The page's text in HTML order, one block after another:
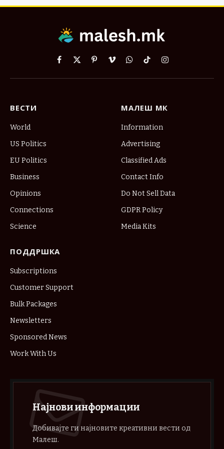
Facebook
X
PinterestVimeoWhatsApp
TikTokInstagram
ВЕСТИ
World
US Politics
EU Politics
Business
Opinions
Connections
Science
МАЛЕШ МК
Information
Advertising
Classified Ads
Contact Info
Do Not Sell Data
GDPR Policy
Media Kits
ПОДДРШКА
Subscriptions
Customer Support
Bulk Packages
Newsletters
Sponsored News
Work With Us
Најнови информации
Добивајте ги најновите креативни вести од
Малеш.